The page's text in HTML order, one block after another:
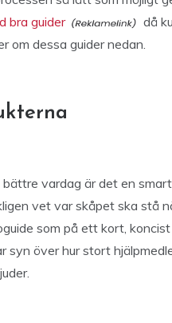
bra guider
då
om dessa guider nedan.
vardag är det en
vet var skåpet ska stå
som på ett kort,
syn över hur stort